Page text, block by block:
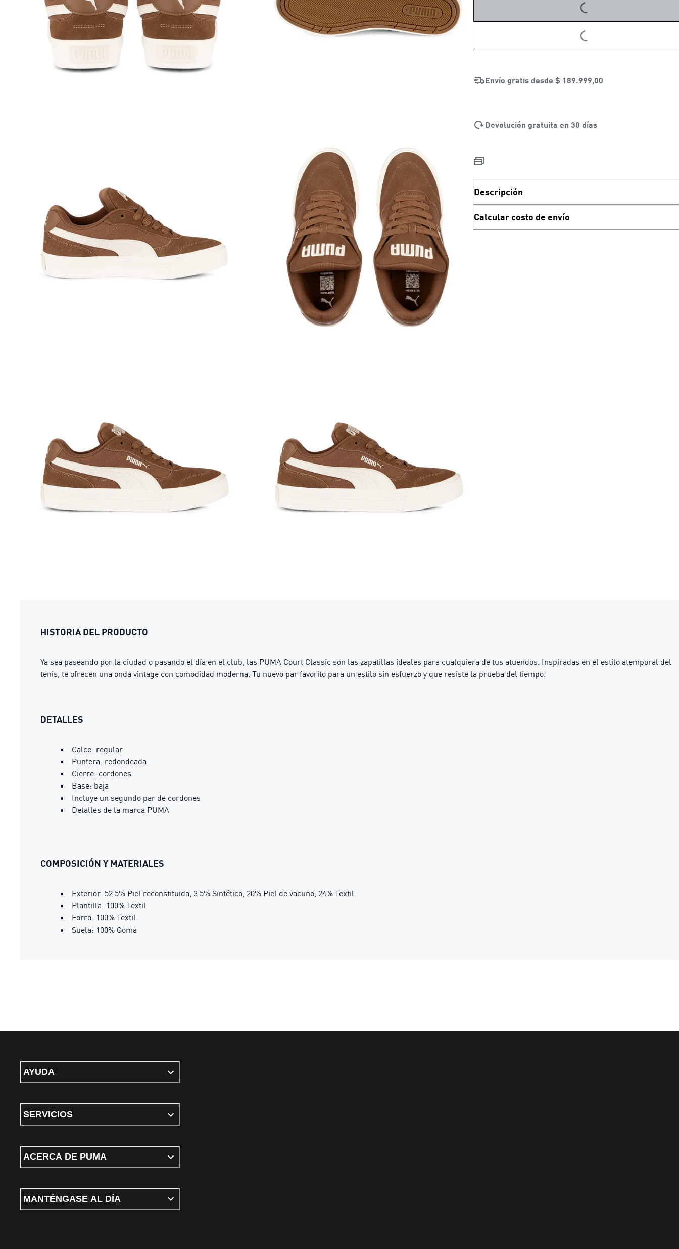
LOADING...
LOADING...
Envío gratis desde $ 189.999,00
Devolución gratuita en 30 días
Descripción
Calcular costo de envío
HISTORIA DEL PRODUCTO
Ya sea paseando por la ciudad o pasando el día en el club, las PUMA Court Classic son las zapatillas ideales para cualquiera de tus atuendos. Inspiradas en el estilo atemporal del
tenis, te ofrecen una onda vintage con comodidad moderna. Tu nuevo par favorito para un estilo sin esfuerzo y que resiste la prueba del tiempo.
DETALLES
Calce: regular
Puntera: redondeada
Cierre: cordones
Base: baja
Incluye un segundo par de cordones
Detalles de la marca PUMA
COMPOSICIÓN Y MATERIALES
Exterior: 52.5% Piel reconstituida, 3.5% Sintético, 20% Piel de vacuno, 24% Textil
Plantilla: 100% Textil
Forro: 100% Textil
Suela: 100% Goma
AYUDA
SERVICIOS
ACERCA DE PUMA
MANTÉNGASE AL DÍA